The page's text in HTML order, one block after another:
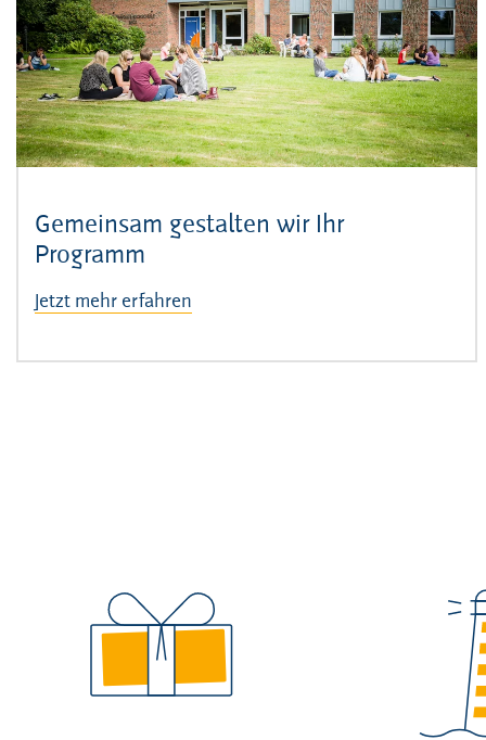
Gemeinsam gestalten wir Ihr
Programm
Jetzt mehr erfahren